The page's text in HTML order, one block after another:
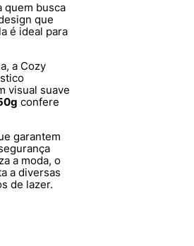
quem busca
que
é ideal para
a Cozy
visual suave
confere
garantem
a moda, o
a diversas
de lazer.